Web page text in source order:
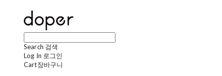
Search 검색
Log In 로그인
Cart장바구니